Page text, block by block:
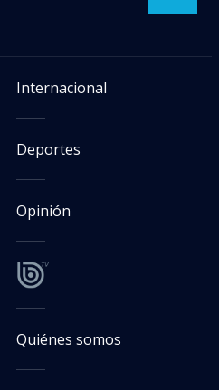
Internacional
Deportes
Opinión
Quiénes somos